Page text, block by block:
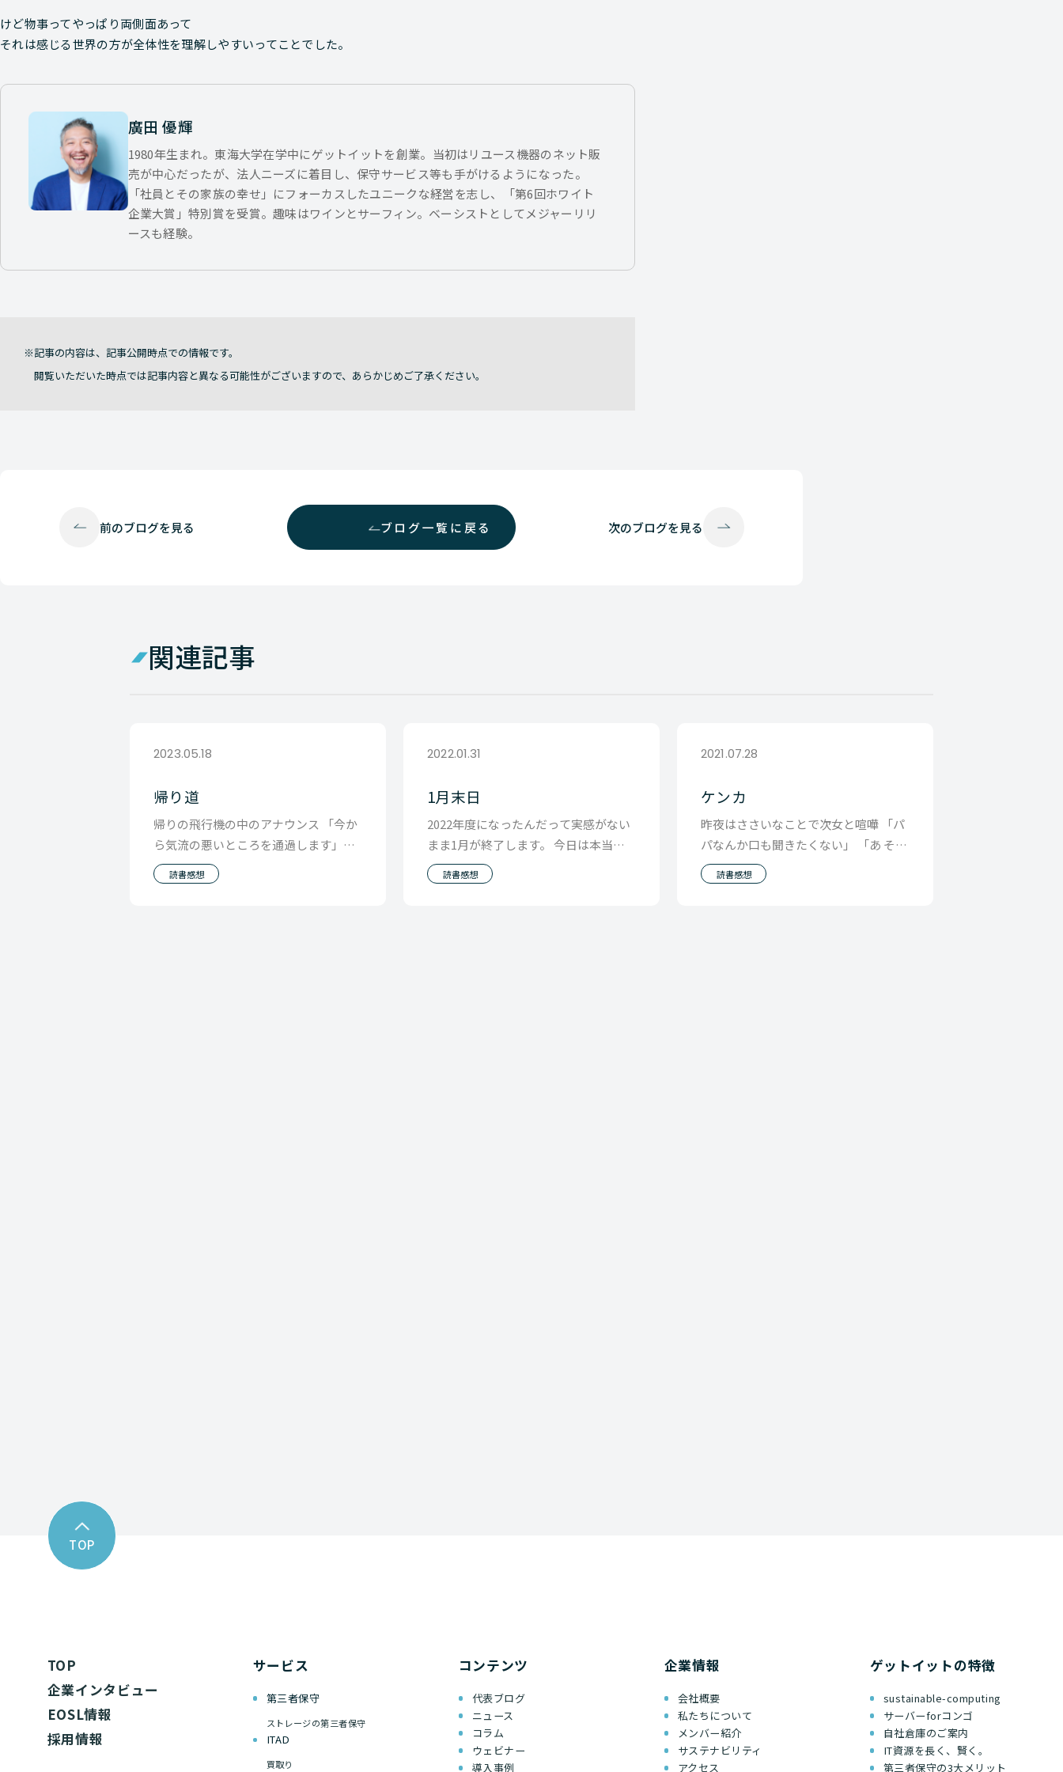
けど物事ってやっぱり両側面あって
それは感じる世界の方が全体性を理解しやすいってことでした。
廣田 優輝
1980年生まれ。東海大学在学中にゲットイットを創業。当初はリユース機器のネット販
売が中心だったが、法人ニーズに着目し、保守サービス等も手がけるようになった。
「社員とその家族の幸せ」にフォーカスしたユニークな経営を志し、「第6回ホワイト
企業大賞」特別賞を受賞。趣味はワインとサーフィン。ベーシストとしてメジャーリリ
ースも経験。
記事の内容は、記事公開時点での情報です。
閲覧いただいた時点では記事内容と異なる可能性がございますので、あらかじめご了承ください。
前のブログを見る ブログ一覧に戻る 次のブログを見る
関連記事
2023.05.18
帰り道
帰りの飛行機の中のアナウンス 「今か
ら気流の悪いところを通過します」と
いう 一言が出た瞬間から僕は緊張感に
襲われます。
読書感想
2022.01.31
1月末日
2022年度になったんだって実感がない
まま1月が終了します。 今日は本当に
そんな感覚の１日でした。 個人的には
今年の１字
読書感想
2021.07.28
ケンカ
昨夜はささいなことで次女と喧嘩 「パ
パなんか口も聞きたくない」 「あ そう
けっこう」 寝る前に交わした最後の会
話がこれ
読書感想
TOP
TOP
企業インタビュー
EOSL情報
採用情報
サービス
第三者保守
ストレージの第三者保守
ITAD
買取り
コンテンツ
代表ブログ
ニュース
コラム
ウェビナー
導入事例
企業情報
会社概要
私たちについて
メンバー紹介
サステナビリティ
アクセス
ゲットイットの特徴
sustainable-computing
サーバーforコンゴ
自社倉庫のご案内
IT資源を長く、賢く。
第三者保守の3大メリット